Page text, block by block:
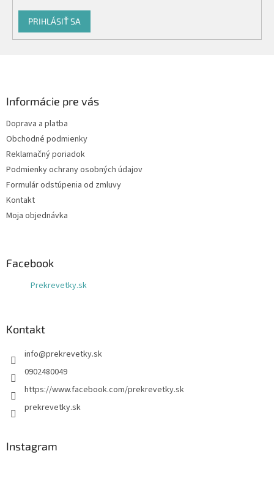
PRIHLÁSIŤ SA
Informácie pre vás
Doprava a platba
Obchodné podmienky
Reklamačný poriadok
Podmienky ochrany osobných údajov
Formulár odstúpenia od zmluvy
Kontakt
Moja objednávka
Facebook
Prekrevetky.sk
Kontakt
info@prekrevetky.sk
0902480049
https://www.facebook.com/prekrevetky.sk
prekrevetky.sk
Instagram